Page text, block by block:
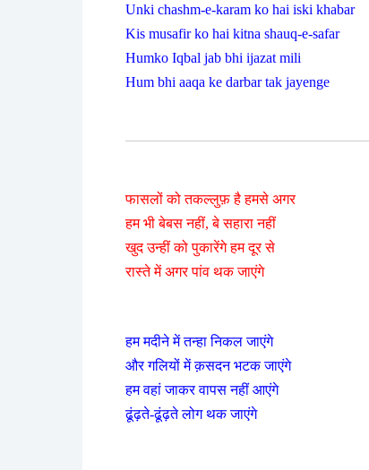
Unki chashm-e-karam ko hai iski khabar
Kis musafir ko hai kitna shauq-e-safar
Humko Iqbal jab bhi ijazat mili
Hum bhi aaqa ke darbar tak jayenge
फासलों को तकल्लुफ़ है हमसे अगर
हम भी बेबस नहीं, बे सहारा नहीं
खुद उन्हीं को पुकारेंगे हम दूर से
रास्ते में अगर पांव थक जाएंगे
हम मदीने में तन्हा निकल जाएंगे
और गलियों में क़सदन भटक जाएंगे
हम वहां जाकर वापस नहीं आएंगे
ढूंढ़ते-ढूंढ़ते लोग थक जाएंगे